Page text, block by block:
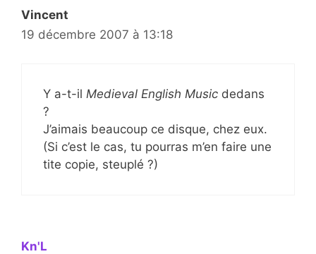
Vincent
19 décembre 2007 à 13:18
Y a-t-il Medieval English Music dedans
?
J’aimais beaucoup ce disque, chez eux.
(Si c’est le cas, tu pourras m’en faire une
tite copie, steuplé ?)
Kn'L